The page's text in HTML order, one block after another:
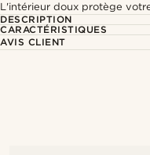
L'intérieur doux protège
DESCRIPTION
CARACTÉRISTIQUES
AVIS CLIENT